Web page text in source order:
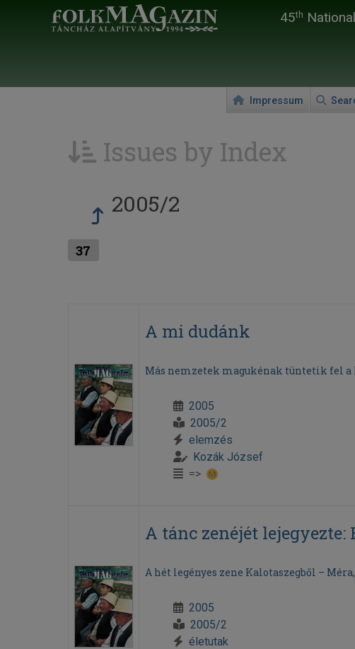
45th
Impressum
Issues by Index
2005/2
37
A mi dudánk
Más nemzetek magukénak tüntetik fel a
2005
2005/2
elemzés
Kozák József
=>
A tánc zenéjét lejegyezte:
A hét legényes zene Kalotaszegből –
2005
2005/2
életutak